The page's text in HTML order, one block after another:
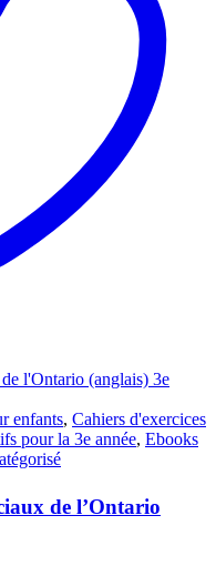
enfants, Cahiers d'exercices
pour la 3e année, Ebooks
de l’Ontario